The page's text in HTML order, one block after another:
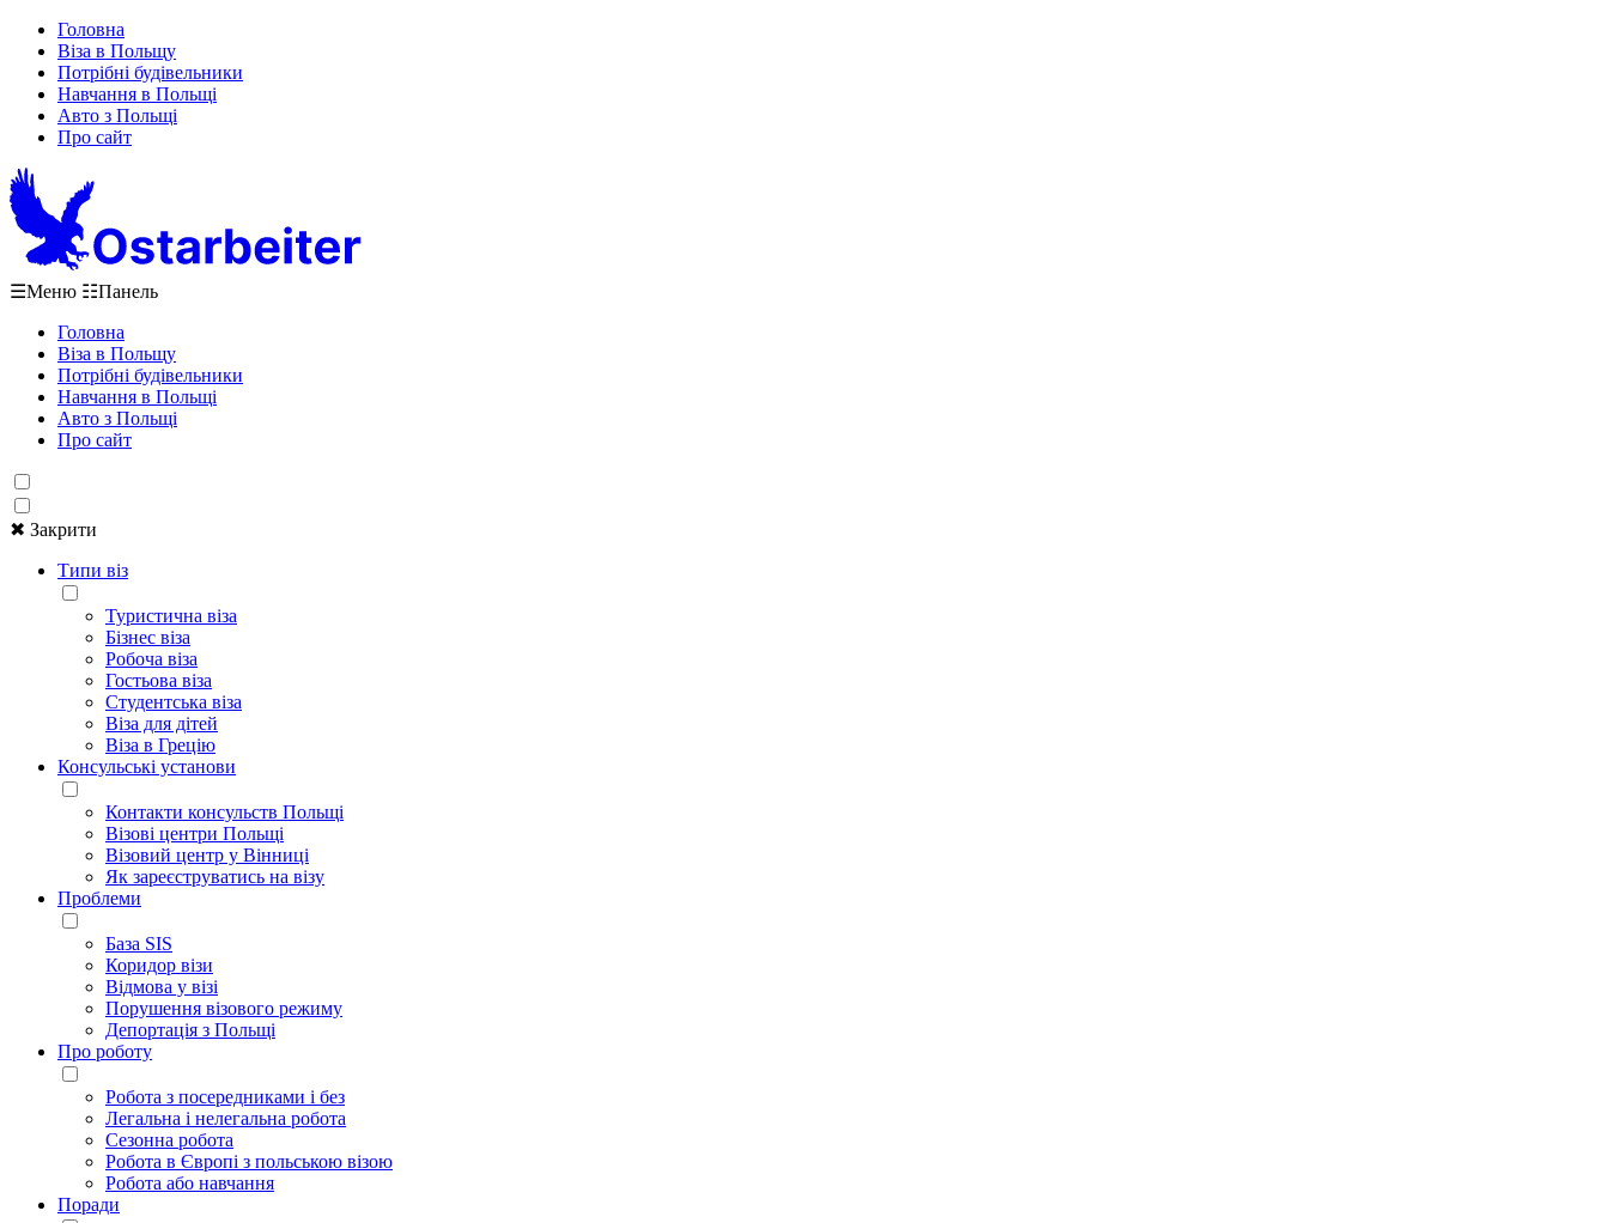
Головна
Віза в Польщу
Потрібні будівельники
Навчання в Польщі
Авто з Польщі
Про сайт
☰Меню ☷Панель
Головна
Віза в Польщу
Потрібні будівельники
Навчання в Польщі
Авто з Польщі
Про сайт
✖ Закрити
Типи віз
Туристична віза
Бізнес віза
Робоча віза
Гостьова віза
Студентська віза
Віза для дітей
Віза в Грецію
Консульські установи
Контакти консульств Польщі
Візові центри Польщі
Візовий центр у Вінниці
Як зареєструватись на візу
Проблеми
База SIS
Коридор візи
Відмова у візі
Порушення візового режиму
Депортація з Польщі
Про роботу
Робота з посередниками і без
Легальна і нелегальна робота
Сезонна робота
Робота в Європі з польською візою
Робота або навчання
Поради